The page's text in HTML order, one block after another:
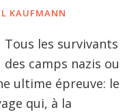
KAUFMANN
Tous les survivants
des camps nazis ou
ultime épreuve: le
qui, à la